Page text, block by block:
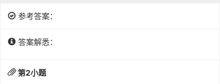
参考答案：
答案解悉：
第2小题